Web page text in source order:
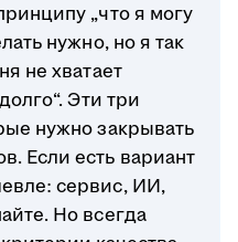
„что я могу
нужно, но я так
не хватает
Эти три
нужно закрывать
Если есть вариант
сервис, ИИ,
Но всегда